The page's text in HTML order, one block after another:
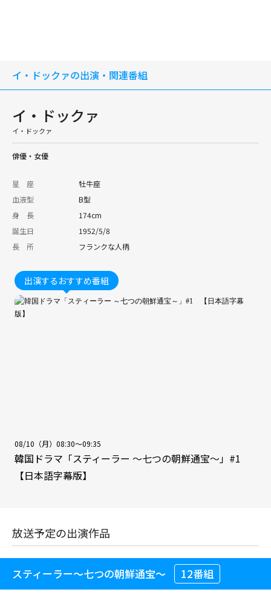
イ・ドックァの出演・関連番組
イ・ドックァ
イ・ドックァ
俳優​・女優
星 座
牡牛座
血液型
B型
身 長
174cm
誕生日
1952/5/8
長 所
フランクな人柄
出演するおすすめ番組
08/10（月）08:30～09:35
韓国ドラマ「スティーラー ～七つの朝鮮通宝～」#1
【日本語字幕版】
放送予定の出演作品
スティーラー～七つの朝鮮通宝～ 12番組